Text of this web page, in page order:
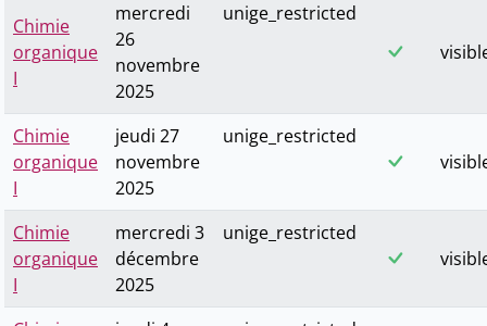
Chimie
organique
I
mercredi
26
novembre
2025
unige_restricted
Chimie
organique
I
jeudi 27
novembre
2025
unige_restricted
Chimie
organique
I
mercredi 3
décembre
2025
unige_restricted